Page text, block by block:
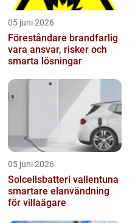
05 juni 2026
Föreståndare brandfarlig
vara ansvar, risker och
smarta lösningar
05 juni 2026
Solcellsbatteri vallentuna
smartare elanvändning
för villaägare